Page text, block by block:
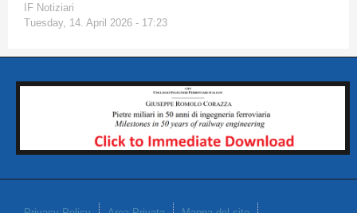
IF Notiziari
Tuesday, 14. April 2026 - 17:23